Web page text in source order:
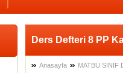
Ders Defteri 8 PP
Anasayfa MATBU SINIF